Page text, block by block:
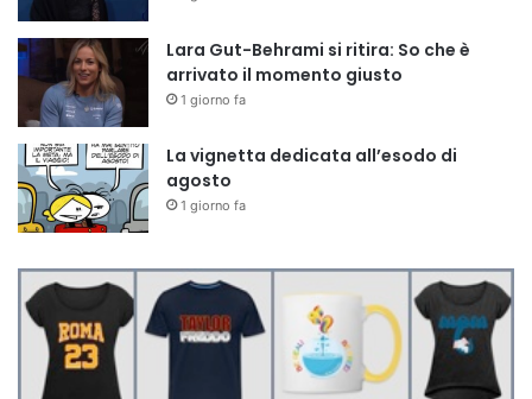
Lara Gut-Behrami si ritira: So che è
arrivato il momento giusto
1 giorno fa
La vignetta dedicata all’esodo di
agosto
1 giorno fa